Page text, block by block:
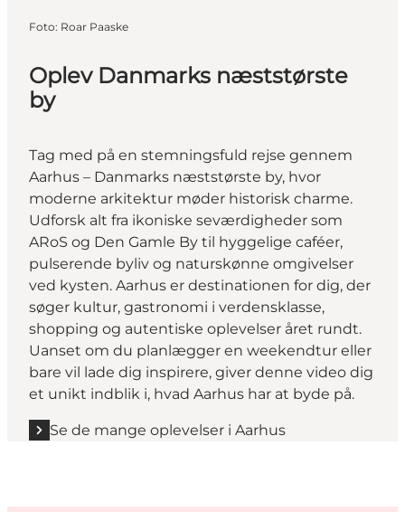
Foto: Roar Paaske
Oplev Danmarks næststørste
by
Tag med på en stemningsfuld rejse gennem
Aarhus – Danmarks næststørste by, hvor
moderne arkitektur møder historisk charme.
Udforsk alt fra ikoniske seværdigheder som
ARoS og Den Gamle By til hyggelige caféer,
pulserende byliv og naturskønne omgivelser
ved kysten. Aarhus er destinationen for dig, der
søger kultur, gastronomi i verdensklasse,
shopping og autentiske oplevelser året rundt.
Uanset om du planlægger en weekendtur eller
bare vil lade dig inspirere, giver denne video dig
et unikt indblik i, hvad Aarhus har at byde på.
Se de mange oplevelser i Aarhus